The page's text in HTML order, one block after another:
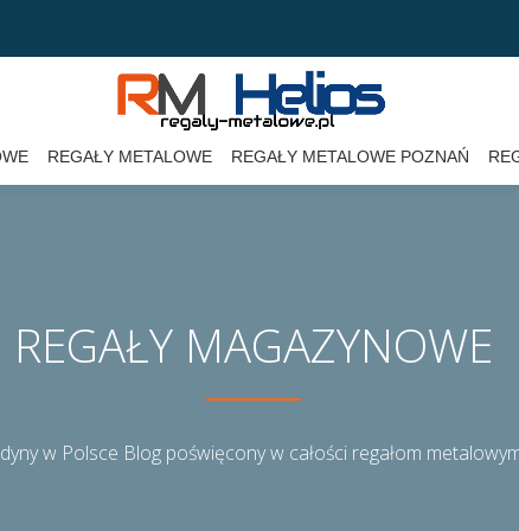
REGAŁY METALOWE REGAŁY METALOWE POZNAŃ
REGAŁY MAGAZYNOWE
w Polsce Blog poświęcony w całości regałom